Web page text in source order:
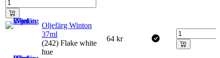
Oljefärg Winton
37ml
(242) Flake white
hue
64 kr